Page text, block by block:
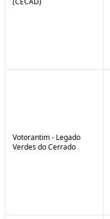
Votorantim - Legado
Verdes do Cerrado